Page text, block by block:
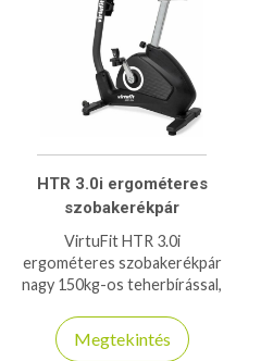
HTR 3.0i ergométeres
szobakerékpár
VirtuFit HTR 3.0i
ergométeres szobakerékpár
nagy 150kg-os teherbírással,
kompatibilitással bír, otthoni
használatra ajánlott
Megtekintés